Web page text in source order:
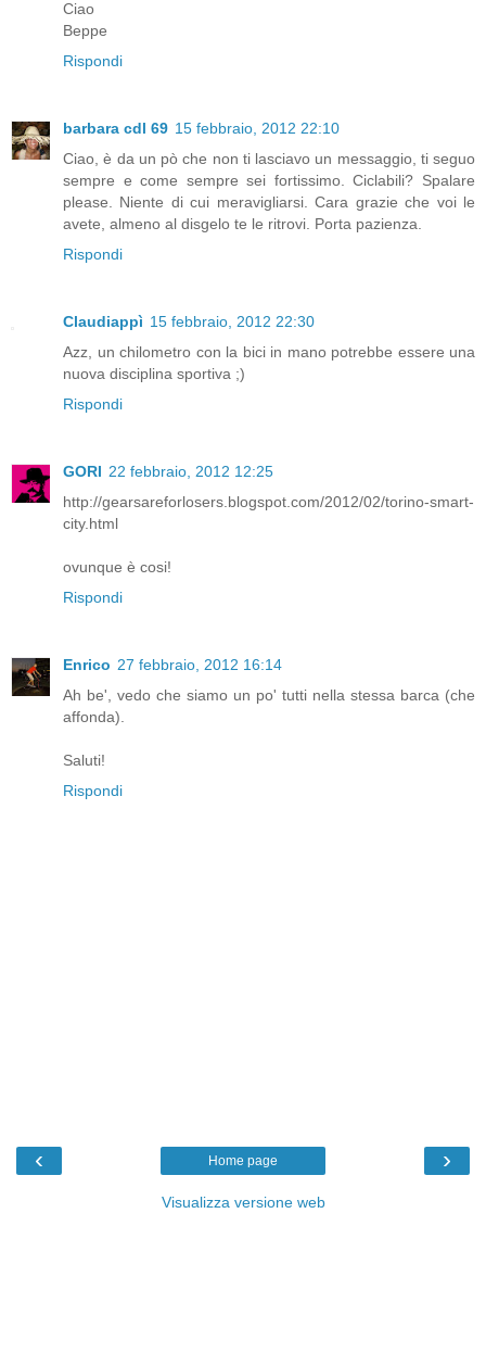
Ciao
Beppe
Rispondi
barbara cdl 69 15 febbraio, 2012 22:10
Ciao, è da un pò che non ti lasciavo un messaggio, ti seguo
sempre e come sempre sei fortissimo. Ciclabili? Spalare
please. Niente di cui meravigliarsi. Cara grazie che voi le
avete, almeno al disgelo te le ritrovi. Porta pazienza.
Rispondi
Claudiappì 15 febbraio, 2012 22:30
Azz, un chilometro con la bici in mano potrebbe essere una
nuova disciplina sportiva ;)
Rispondi
GORI 22 febbraio, 2012 12:25
http://gearsareforlosers.blogspot.com/2012/02/torino-smart-
city.html
ovunque è cosi!
Rispondi
Enrico 27 febbraio, 2012 16:14
Ah be', vedo che siamo un po' tutti nella stessa barca (che
affonda).
Saluti!
Rispondi
‹ ›
Home page
Visualizza versione web